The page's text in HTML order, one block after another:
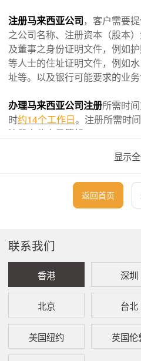
注册马来西亚公司，客户需要
之公司名称、注册资本（股本
及董事之身份证明文件，例如
等人士的住址证明文件，例如
址等。以及银行可能要求的业务
办理马来西亚公司注册所需时
时约14个工作日。注册所需时
注册文件之日算起。
如果客户之马来西亚公司拟经
收取额外费用。
本所代理于马来西亚注
司，以及提供首年的公
亚当地代理董事，协助
一个银行账户之服务费
本所的服务包含下列各
1、
公司注册前后手
具体而言，本所
显示
返回首页
联系我们
香港 深圳
北京 台北
美国纽约 英国伦